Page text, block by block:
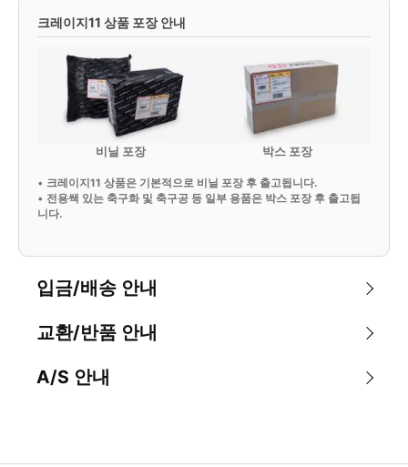
크레이지11 상품 포장 안내
비닐 포장 박스 포장
• 크레이지11 상품은 기본적으로 비닐 포장 후 출고됩니다.
• 전용쌕 있는 축구화 및 축구공 등 일부 용품은 박스 포장 후 출고됩
니다.
입금/배송 안내
교환/반품 안내
A/S 안내